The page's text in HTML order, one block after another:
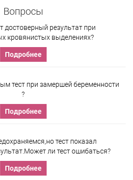
Вопросы
достоверный результат при
кровянистых выделениях?
Подробнее
тест при замершей беременности
?
Подробнее
тест показал
ли тест ошибаться?
Подробнее